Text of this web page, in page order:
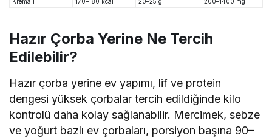
Kremalı
170–180 kcal 20–25 g 1200–1400 mg
Hazır Çorba Yerine Ne Tercih
Edilebilir?
Hazır çorba yerine ev yapımı, lif ve protein
dengesi yüksek çorbalar tercih edildiğinde kilo
kontrolü daha kolay sağlanabilir. Mercimek, sebze
ve yoğurt bazlı ev çorbaları, porsiyon başına 90–